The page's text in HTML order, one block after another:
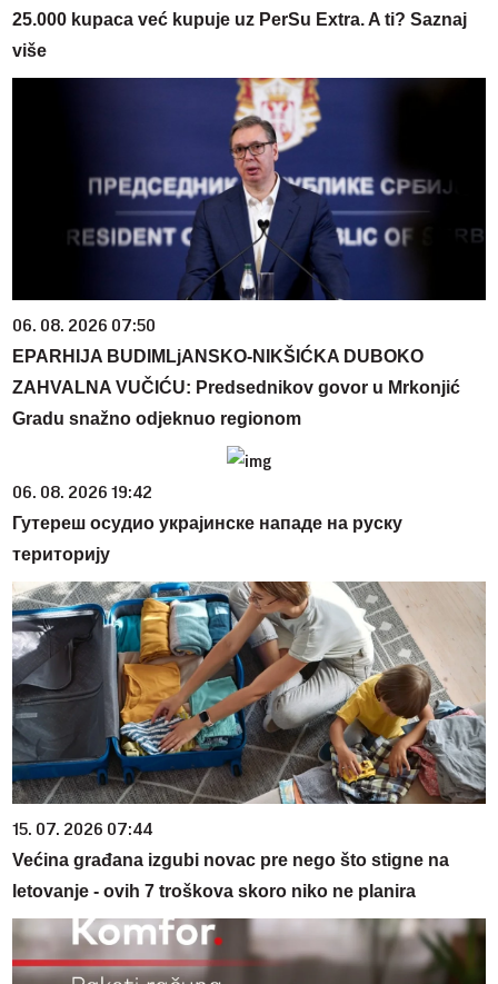
25.000 kupaca već kupuje uz PerSu Extra. A ti? Saznaj
više
06. 08. 2026 07:50
EPARHIJA BUDIMLjANSKO-NIKŠIĆKA DUBOKO
ZAHVALNA VUČIĆU: Predsednikov govor u Mrkonjić
Gradu snažno odjeknuo regionom
06. 08. 2026 19:42
Гутереш осудио украјинске нападе на руску
територију
15. 07. 2026 07:44
Većina građana izgubi novac pre nego što stigne na
letovanje - ovih 7 troškova skoro niko ne planira